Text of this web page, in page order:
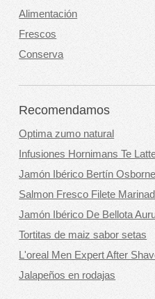
Alimentación
Frescos
Conserva
Recomendamos
Optima zumo natural
Infusiones Hornimans Te
Jamón Ibérico Bertín
Salmon Fresco Filete
Jamón Ibérico De Bellota
Tortitas de maiz sabor setas
L'oreal Men Expert After
Jalapeños en rodajas